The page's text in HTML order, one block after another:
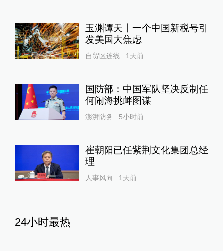
玉渊谭天丨一个中国新税号引
发美国大焦虑
自贸区连线 1天前
国防部：中国军队坚决反制任
何闹海挑衅图谋
澎湃防务 5小时前
崔朝阳已任紫荆文化集团总经
理
人事风向 1天前
24小时最热